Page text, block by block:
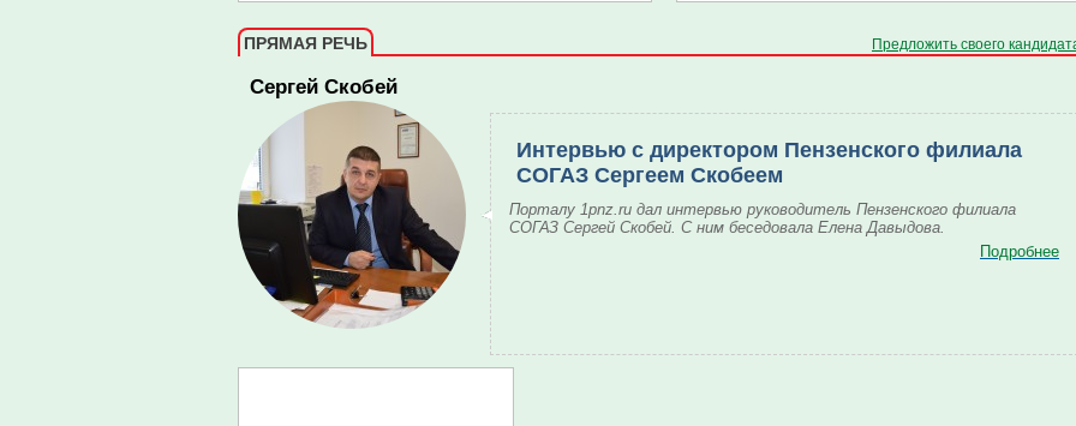
ПРЯМАЯ РЕЧЬ Предложить своего
Сергей Скобей
Интервью с директором Пензенского филиала
СОГАЗ Сергеем Скобеем
Порталу 1pnz.ru дал интервью руководитель Пензенского филиала
СОГАЗ Сергей Скобей. С ним беседовала Елена Давыдова.
Подробнее